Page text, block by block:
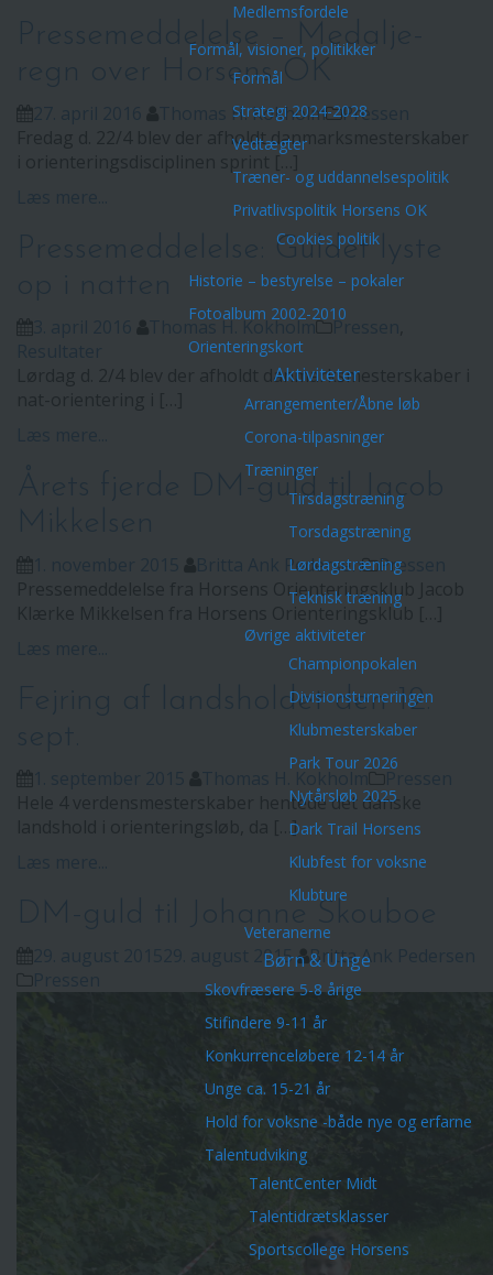
Medlemsfordele
Formål, visioner, politikker
Formål
Strategi 2024-2028
Vedtægter
Træner- og uddannelsespolitik
Privatlivspolitik Horsens OK
Cookies politik
Historie – bestyrelse – pokaler
Fotoalbum 2002-2010
Orienteringskort
Aktiviteter
Arrangementer/Åbne løb
Corona-tilpasninger
Træninger
Tirsdagstræning
Torsdagstræning
Lørdagstræning
Teknisk træning
Øvrige aktiviteter
Championpokalen
Divisionsturneringen
Klubmesterskaber
Park Tour 2026
Nytårsløb 2025
Dark Trail Horsens
Klubfest for voksne
Klubture
Veteranerne
Børn & Unge
Skovfræsere 5-8 årige
Stifindere 9-11 år
Konkurrenceløbere 12-14 år
Unge ca. 15-21 år
Hold for voksne -både nye og erfarne
Talentudviking
TalentCenter Midt
Talentidrætsklasser
Sportscollege Horsens
Pressemeddelelse – Medalje-
regn over Horsens OK
Thomas H. Kokholm
Pressen
Fredag d. 22/4 blev der afholdt danmarksmesterskaber
i orienteringsdisciplinen sprint […]
Pressemeddelelse: Guldet lyste
Thomas H. Kokholm Pressen
Lørdag d. 2/4 blev der afholdt danmarksmesterskaber i
Årets fjerde DM-guld til Jacob
Britta Ank Pedersen
Pressen
Pressemeddelelse fra Horsens Orienteringsklub Jacob
Klærke Mikkelsen fra Horsens Orienteringsklub […]
Fejring af landsholdet den 12.
Hele 4 verdensmesterskaber hentede det danske
landshold i orienteringsløb, da […]
29. august 2015
Britta Ank Pedersen